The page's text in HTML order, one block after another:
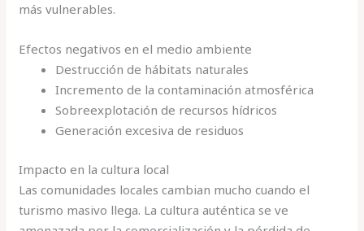
más vulnerables.
Efectos negativos en el medio ambiente
Destrucción de hábitats naturales
Incremento de la contaminación atmosférica
Sobreexplotación de recursos hídricos
Generación excesiva de residuos
Impacto en la cultura local
Las comunidades locales cambian mucho cuando el
turismo masivo llega. La cultura auténtica se ve